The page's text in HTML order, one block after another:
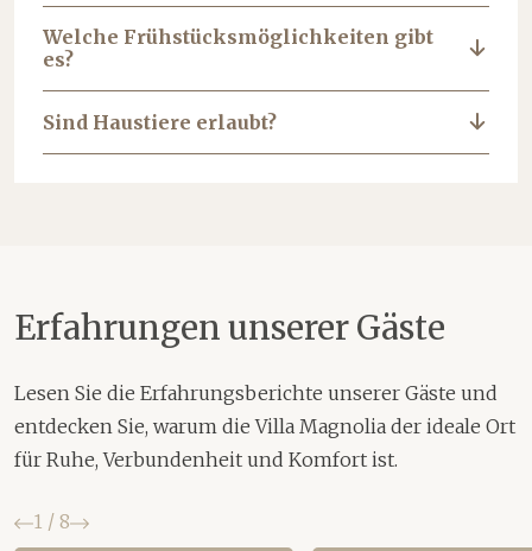
Welche Frühstücksmöglichkeiten gibt
es?
Sind Haustiere erlaubt?
Erfahrungen unserer Gäste
Lesen Sie die Erfahrungsberichte unserer Gäste und
entdecken Sie, warum die Villa Magnolia der ideale Ort
für Ruhe, Verbundenheit und Komfort ist.
Zurück
1 / 8 Weiter